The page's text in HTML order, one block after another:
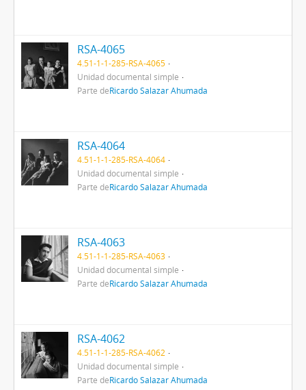
RSA-4065
4.51-1-1-285-RSA-4065
Unidad documental simple
Parte deRicardo Salazar Ahumada
RSA-4064
4.51-1-1-285-RSA-4064
Unidad documental simple
Parte deRicardo Salazar Ahumada
RSA-4063
4.51-1-1-285-RSA-4063
Unidad documental simple
Parte deRicardo Salazar Ahumada
RSA-4062
4.51-1-1-285-RSA-4062
Unidad documental simple
Parte deRicardo Salazar Ahumada